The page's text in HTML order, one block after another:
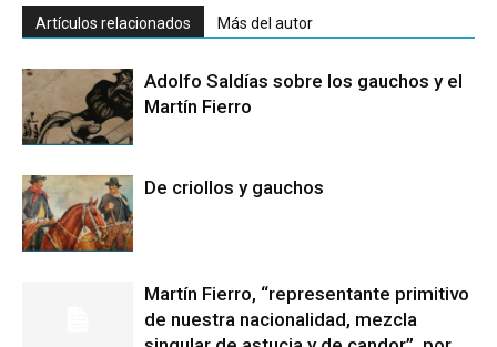
Artículos relacionados Más del autor
Adolfo Saldías sobre los gauchos y el
Martín Fierro
De criollos y gauchos
Martín Fierro, “representante primitivo
de nuestra nacionalidad, mezcla